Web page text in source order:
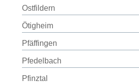
Ostfildern
Ötigheim
Pfäffingen
Pfedelbach
Pfinztal